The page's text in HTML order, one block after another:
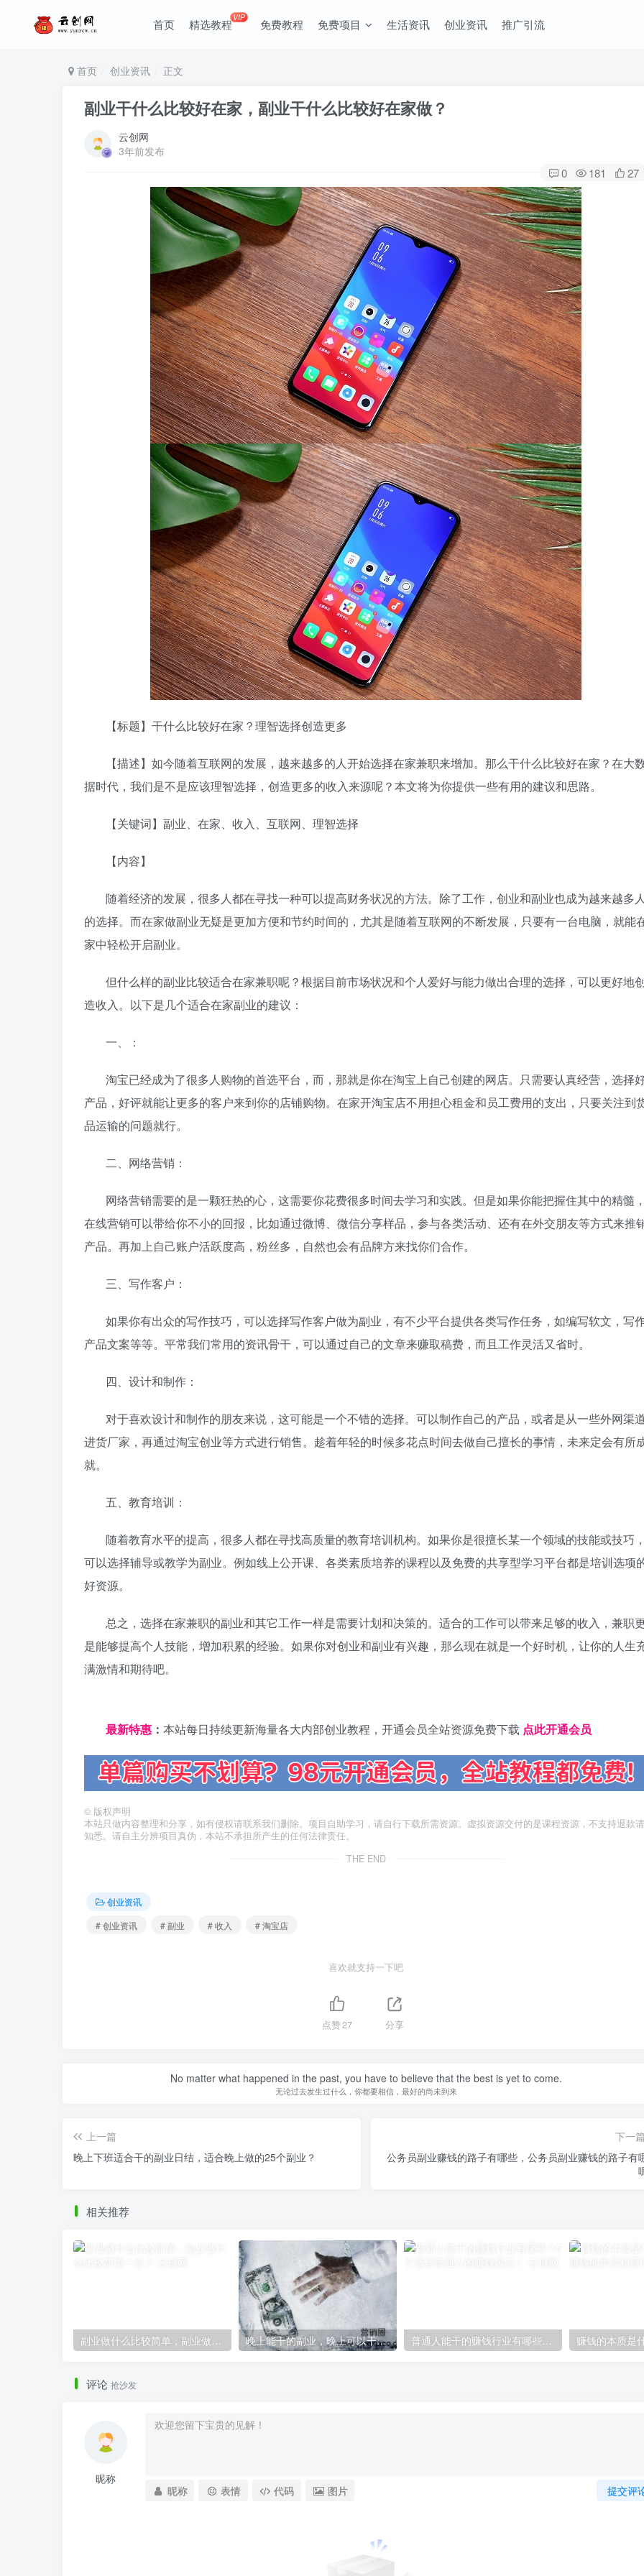
首页 精选教程VIP 免费教程 免费项目 生活资讯 创业资讯 推广引流
首页 创业资讯 正文
副业干什么比较好在家，副业干什么比较好在家做？
云创网
3年前发布
0 181 27
【标题】干什么比较好在家？理智选择创造更多
【描述】如今随着互联网的发展，越来越多的人开始选择在家兼职来增加。那么干什么比较好在家？在大
据时代，我们是不是应该理智选择，创造更多的收入来源呢？本文将为你提供一些有用的建议和思路。
【关键词】副业、在家、收入、互联网、理智选择
【内容】
随着经济的发展，很多人都在寻找一种可以提高财务状况的方法。除了工作，创业和副业也成为越来越多人
的选择。而在家做副业无疑是更加方便和节约时间的，尤其是随着互联网的不断发展，只要有一台电脑，就能
家中轻松开启副业。
但什么样的副业比较适合在家兼职呢？根据目前市场状况和个人爱好与能力做出合理的选择，可以更好地
造收入。以下是几个适合在家副业的建议：
一、：
淘宝已经成为了很多人购物的首选平台，而 ，那就是你在淘宝上自己创建的网店。只需要认真经营，选择
产品，好评就能让更多的客户来到你的店铺购物。在家开淘宝店不用担心租金和员工费用的支出，只要关注到
品运输的问题就行。
二、网络营销：
网络营销需要的是一颗狂热的心，这需要你花费很多时间去学习和实践。但是如果你能把握住其中的精髓，
在线营销可以带给你不小的回报，比如通过微博、微信分享样品，参与各类活动、还有在外交朋友等方式来推
产品。再加上自己账户活跃度高，粉丝多，自然也会有品牌方来找你们合作。
三、写作客户：
如果你有出众的写作技巧，可以选择写作客户做为副业，有不少平台提供各类写作任务，如编写软文，写
产品文案等等。平常我们常用的资讯骨干，可以通过自己的文章来赚取稿费，而且工作灵活又省时。
四、设计和制作：
对于喜欢设计和制作的朋友来说，这可能是一个不错的选择。可以制作自己的产品，或者是从一些外网渠
进货厂家，再通过淘宝创业等方式进行销售。趁着年轻的时候多花点时间去做自己擅长的事情，未来定会有所
就。
五、教育培训：
随着教育水平的提高，很多人都在寻找高质量的教育培训机构。如果你是很擅长某一个领域的技能或技巧，
可以选择辅导或教学为副业。例如线上公开课、各类素质培养的课程以及免费的共享型学习平台都是培训选项
好资源。
总之，选择在家兼职的副业和其它工作一样是需要计划和决策的。适合的工作可以带来足够的收入，兼职
是能够提高个人技能，增加积累的经验。如果你对创业和副业有兴趣，那么现在就是一个好时机，让你的人生
满激情和期待吧。
最新特惠 ： 本站每日持续更新海量各大内部创业教程，开通会员全站资源免费下载 点此开通会员
© 版权声明
本站只做内容整理和分享，如有侵权请联系我们删除。项目自助学习，请自行下载所需资源。虚拟资源交付的是课程资源，不支持退款请
知悉。请自主分辨项目真伪，本站不承担所产生的任何法律责任。
THE END
创业资讯
# 创业资讯
# 副业 # 收入 # 淘宝店
喜欢就支持一下吧
点赞27 分享
No matter what happened in the past, you have to believe that the best is yet to come.
无论过去发生过什么，你都要相信，最好的尚未到来
上一篇
晚上下班适合干的副业日结，适合晚上做的25个副业？
下一篇
公务员副业赚钱的路子有哪些，公务员副业赚钱的路子有
相关推荐
晚上能干的副业，晚上可以干的副业？
评论 抢沙发
昵称
提交评
昵称 表情 代码 图片